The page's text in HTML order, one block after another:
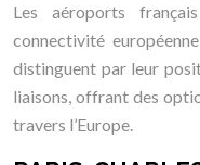
Les aéroports
connectivité
distinguent par leur
liaisons, offrant des
travers l’Europe.